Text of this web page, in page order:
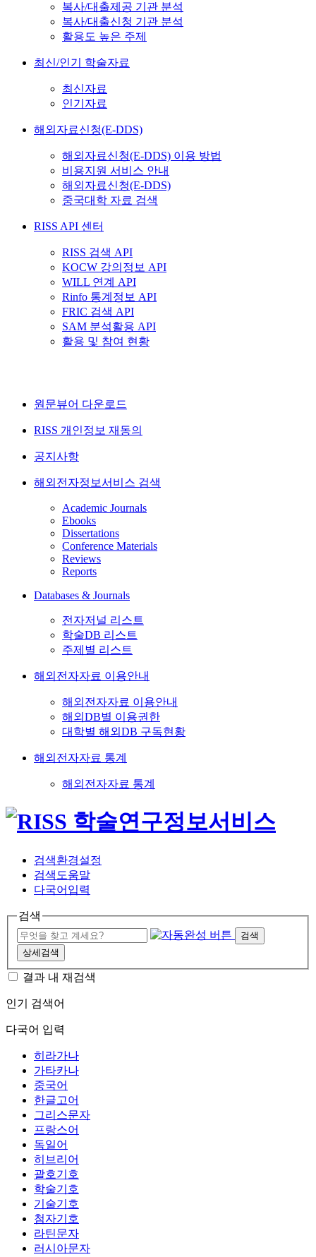
복사/대출제공 기관 분석
복사/대출신청 기관 분석
활용도 높은 주제
최신/인기 학술자료
최신자료
인기자료
해외자료신청(E-DDS)
해외자료신청(E-DDS) 이용 방법
비용지원 서비스 안내
해외자료신청(E-DDS)
중국대학 자료 검색
RISS API 센터
RISS 검색 API
KOCW 강의정보 API
WILL 연계 API
Rinfo 통계정보 API
FRIC 검색 API
SAM 분석활용 API
활용 및 참여 현황
원문뷰어 다운로드
RISS 개인정보 재동의
공지사항
해외전자정보서비스 검색
Academic Journals
Ebooks
Dissertations
Conference Materials
Reviews
Reports
Databases & Journals
전자저널 리스트
학술DB 리스트
주제별 리스트
해외전자자료 이용안내
해외전자자료 이용안내
해외DB별 이용권한
대학별 해외DB 구독현황
해외전자자료 통계
해외전자자료 통계
검색환경설정
검색도움말
다국어입력
검색
검색
상세검색
결과 내 재검색
인기 검색어
다국어 입력
히라가나
가타카나
중국어
한글고어
그리스문자
프랑스어
독일어
히브리어
괄호기호
학술기호
기술기호
첨자기호
라틴문자
러시아문자